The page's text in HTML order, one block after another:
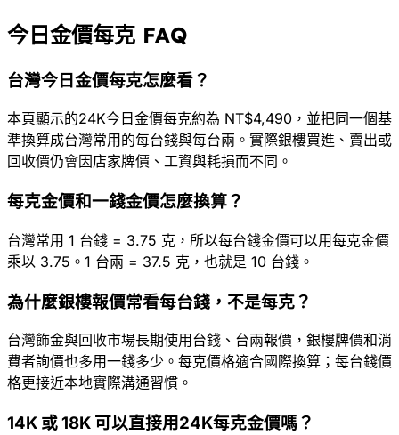
今日金價每克 FAQ
台灣今日金價每克怎麼看？
本頁顯示的24K今日金價每克約為 NT$4,490，並把同一個基
準換算成台灣常用的每台錢與每台兩。實際銀樓買進、賣出或
回收價仍會因店家牌價、工資與耗損而不同。
每克金價和一錢金價怎麼換算？
台灣常用 1 台錢 = 3.75 克，所以每台錢金價可以用每克金價
乘以 3.75。1 台兩 = 37.5 克，也就是 10 台錢。
為什麼銀樓報價常看每台錢，不是每克？
台灣飾金與回收市場長期使用台錢、台兩報價，銀樓牌價和消
費者詢價也多用一錢多少。每克價格適合國際換算；每台錢價
格更接近本地實際溝通習慣。
14K 或 18K 可以直接用24K每克金價嗎？